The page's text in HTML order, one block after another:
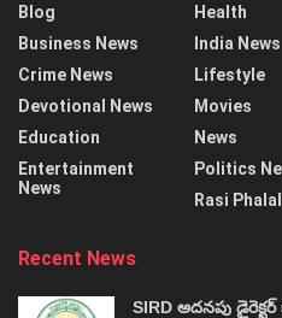
Blog
Business News
Crime News
Devotional News
Education
Entertainment
News
Health
India News
Lifestyle
Movies
News
Politics
Rasi
Recent News
SIRD అదనపు